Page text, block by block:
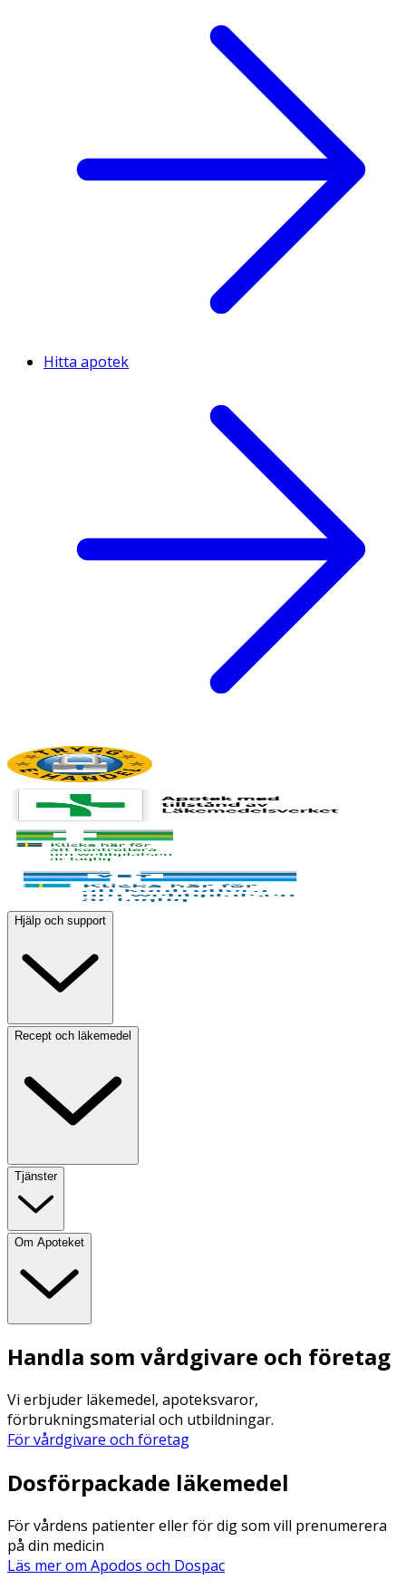
Hitta apotek
Hjälp och support
Recept och läkemedel
Tjänster
Om Apoteket
Handla som vårdgivare och företag
Vi erbjuder läkemedel, apoteksvaror,
förbrukningsmaterial och utbildningar.
För vårdgivare och företag
Dosförpackade läkemedel
För vårdens patienter eller för dig som vill prenumerera
på din medicin
Läs mer om Apodos och Dospac